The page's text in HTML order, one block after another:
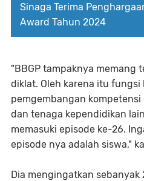
Sinaga Terima
Award Tahun 2024
"BBGP tampaknya memang
diklat. Oleh karena itu fungsi
pemgembangan
dan tenaga kependidikan
memasuki episode ke-26.
episode nya adalah siswa,"
Dia mengingatkan